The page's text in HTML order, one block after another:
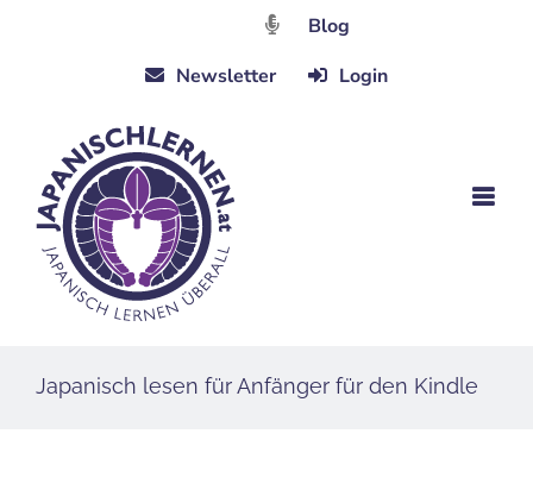
Blog
Newsletter
Login
Japanisch lesen für Anfänger für den Kindle